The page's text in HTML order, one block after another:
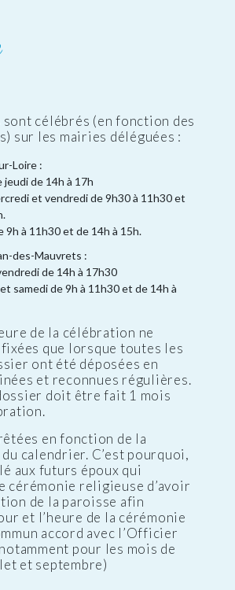
sont célébrés (en fonction des
sur les mairies déléguées :
Loire :
jeudi de 14h à 17h
et vendredi de 9h30 à 11h30 et
9h à 11h30 et de 14h à 15h.
des-Mauvrets :
de 14h à 17h30
samedi de 9h à 11h30 et de 14h à
de la célébration ne
que lorsque toutes les
ont été déposées en
et reconnues régulières.
doit être fait 1 mois
en fonction de la
calendrier. C’est pourquoi,
aux futurs époux qui
cérémonie religieuse d’avoir
de la paroisse afin
et l’heure de la cérémonie
accord avec l’Officier
pour les mois de
et septembre)